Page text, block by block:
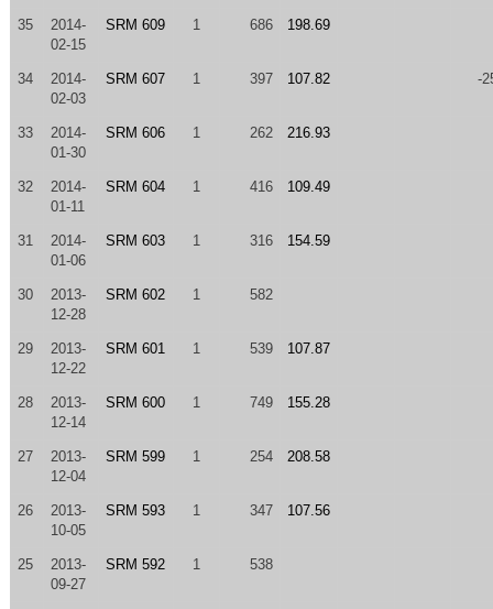
35
2014-
02-15
SRM 609 1 686 198.69
34
2014-
02-03
SRM 607 1 397 107.82 -
33
2014-
01-30
SRM 606 1 262 216.93
32
2014-
01-11
SRM 604 1 416 109.49
31
2014-
01-06
SRM 603 1 316 154.59
30
2013-
12-28
SRM 602 1 582
29
2013-
12-22
SRM 601 1 539 107.87
28
2013-
12-14
SRM 600 1 749 155.28
27
2013-
12-04
SRM 599 1 254 208.58
26
2013-
10-05
SRM 593 1 347 107.56
25
2013-
09-27
SRM 592 1 538